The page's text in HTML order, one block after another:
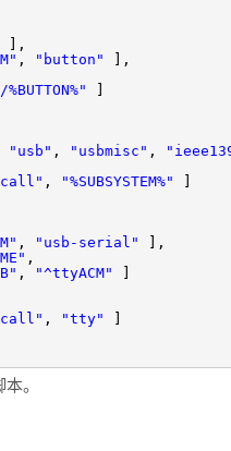
],
, "button"
],
]
"usb" , "usbmisc" ,
, "%SUBSYSTEM%"
]
, "usb-serial"
],
, "^ttyACM"
]
, "tty"
。